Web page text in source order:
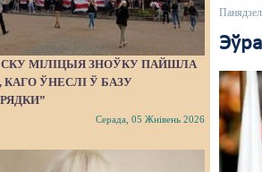
МІЛІЦЫЯ ЗНОЎКУ ПАЙШЛA
ЎНЕСЛІ Ў БАЗУ
Серада, 05 Жнівень 2026